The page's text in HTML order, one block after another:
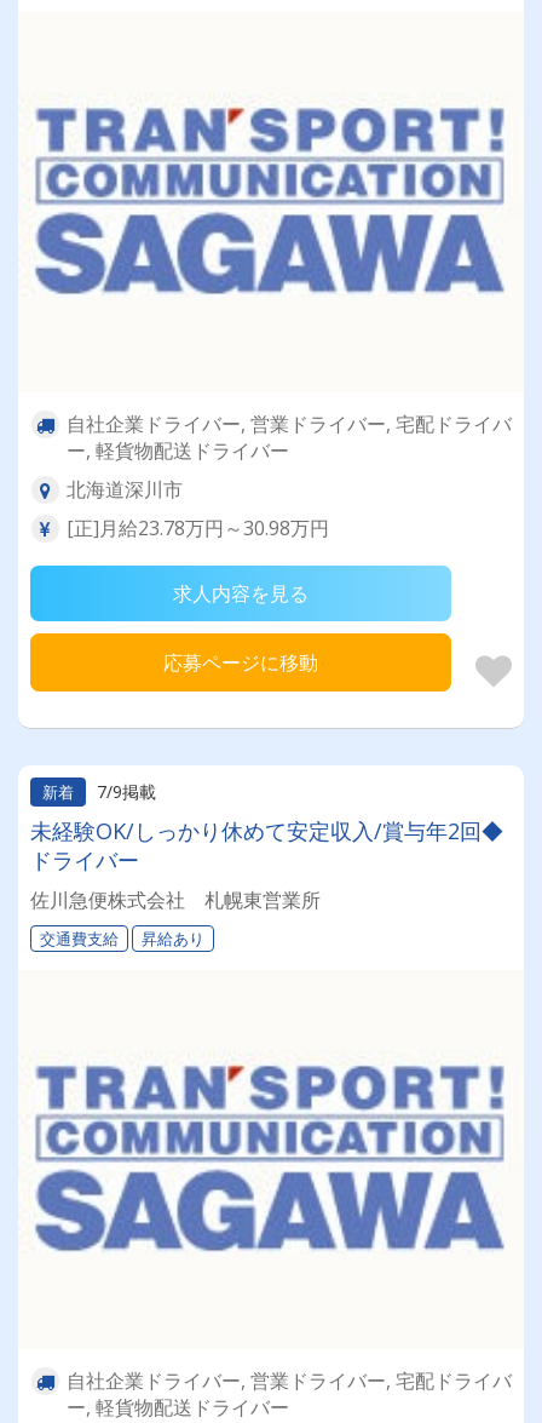
自社企業ドライバー, 営業ドライバー, 宅配ドライバ
ー, 軽貨物配送ドライバー
北海道深川市
[正]月給23.78万円～30.98万円
求人内容を見る
応募ページに移動
新着 7/9掲載
未経験OK/しっかり休めて安定収入/賞与年2回◆
ドライバー
佐川急便株式会社 札幌東営業所
交通費支給 昇給あり
自社企業ドライバー, 営業ドライバー, 宅配ドライバ
ー, 軽貨物配送ドライバー